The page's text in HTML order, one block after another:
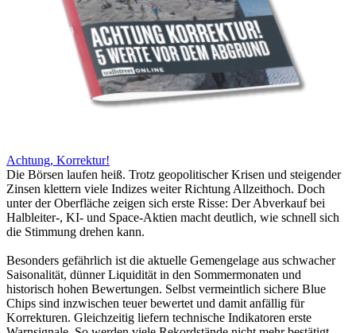
Achtung, Korrektur!
Die Börsen laufen heiß. Trotz geopolitischer Krisen und steigender
Zinsen klettern viele Indizes weiter Richtung Allzeithoch. Doch
unter der Oberfläche zeigen sich erste Risse: Der Abverkauf bei
Halbleiter-, KI- und Space-Aktien macht deutlich, wie schnell sich
die Stimmung drehen kann.
Besonders gefährlich ist die aktuelle Gemengelage aus schwacher
Saisonalität, dünner Liquidität in den Sommermonaten und
historisch hohen Bewertungen. Selbst vermeintlich sichere Blue
Chips sind inzwischen teuer bewertet und damit anfällig für
Korrekturen. Gleichzeitig liefern technische Indikatoren erste